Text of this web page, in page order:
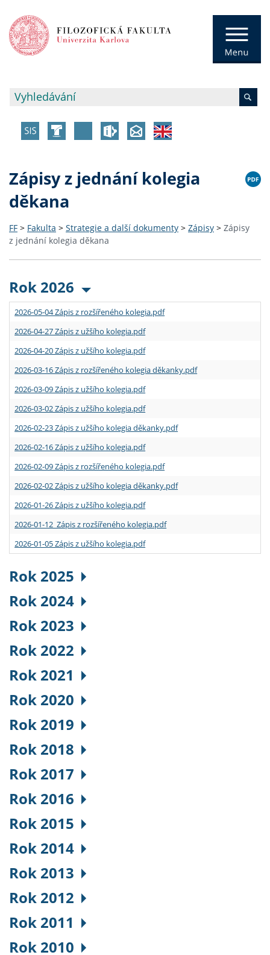
Zápisy z jednání kolegia
děkana
FF > Fakulta > Strategie a další dokumenty > Zápisy > Zápisy
z jednání kolegia děkana
Rok 2026
2026-05-04 Zápis z rozšířeného kolegia.pdf
2026-04-27 Zápis z užšího kolegia.pdf
2026-04-20 Zápis z užšího kolegia.pdf
2026-03-16 Zápis z rozšířeného kolegia děkanky.pdf
2026-03-09 Zápis z užšího kolegia.pdf
2026-03-02 Zápis z užšího kolegia.pdf
2026-02-23 Zápis z užšího kolegia děkanky.pdf
2026-02-16 Zápis z užšího kolegia.pdf
2026-02-09 Zápis z rozšířeného kolegia.pdf
2026-02-02 Zápis z užšího kolegia děkanky.pdf
2026-01-26 Zápis z užšího kolegia.pdf
2026-01-12 Zápis z rozšířeného kolegia.pdf
2026-01-05 Zápis z užšího kolegia.pdf
Rok 2025
Rok 2024
Rok 2023
Rok 2022
Rok 2021
Rok 2020
Rok 2019
Rok 2018
Rok 2017
Rok 2016
Rok 2015
Rok 2014
Rok 2013
Rok 2012
Rok 2011
Rok 2010